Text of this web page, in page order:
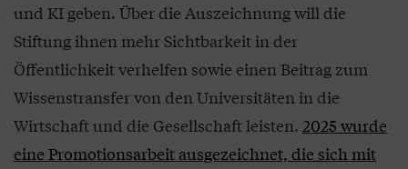
und KI geben. Über die Auszeichnung will die
Stiftung ihnen mehr Sichtbarkeit in der
Öffentlichkeit verhelfen sowie einen Beitrag zum
Wissenstransfer von den Universitäten in die
Wirtschaft und die Gesellschaft leisten. 2025 wurde
eine Promotionsarbeit ausgezeichnet, die sich mit